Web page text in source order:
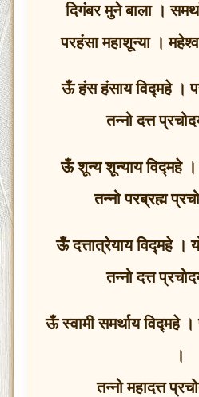
दिगंबर मुने बाला ।
परहंसा महाशून्या ।
ऊँ हंस हंसाय विद्‍महे ।
तन्नो दत्त
ऊँ शून्य शून्याय विद्‍महे ।
तन्नो परब्रह्म
ऊँ दत्तात्रेयाय विद्‍महे ।
तन्नो दत्त
ऊँ स्वामी समर्थाय विद्‍महे
।
तन्नो महादत्त